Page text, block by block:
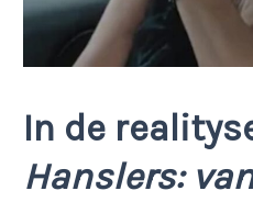
In de
Hanslers: